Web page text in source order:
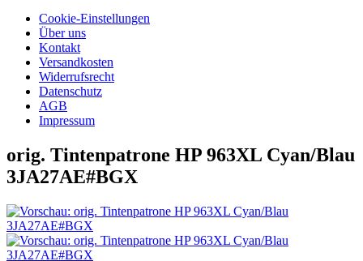
Cookie-Einstellungen
Über uns
Kontakt
Versandkosten
Widerrufsrecht
Datenschutz
AGB
Impressum
orig. Tintenpatrone HP 963XL Cyan/Blau
3JA27AE#BGX